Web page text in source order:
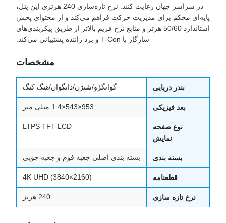
در سراسر جهان رعایت کنند. نرخ تازه‌سازی 240 هرتزی این پنل،
پایه‌ای محکم برای مدیریت حرکت فراهم می‌کند و از محتوای پخش
استاندارد 50/60 هرتز و منابع نرخ فریم بالاتر از طریق پیکربندی‌های
سازگار با T-Con و برد راننده پشتیبانی می‌کند.
مشخصات
بندر دریایی گوانگژو/شنژن/دانگوان/هنگ کنگ
بعد فیزیکی 953×543×1.4 میلی متر
نوع صفحه
نمایش
LTPS TFT-LCD
بسته بندی بسته بندی اصلی جعبه فوم و جعبه چوبی
قطعنامه 4K UHD (3840×2160)
نرخ تازه سازی 240 هرتز